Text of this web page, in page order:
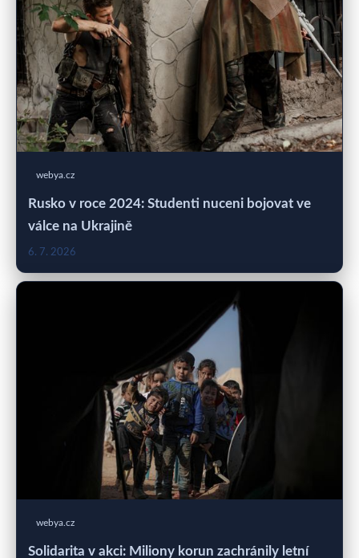
webya.cz
Rusko v roce 2024: Studenti nuceni bojovat ve
válce na Ukrajině
6. 7. 2026
webya.cz
Solidarita v akci: Miliony korun zachránily letní